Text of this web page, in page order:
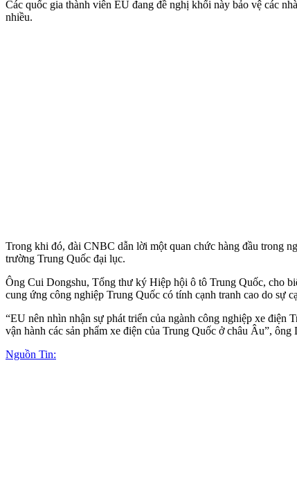
Các quốc gia thành viên EU đang đề nghị khối này bảo vệ các
nhiều.
Trong khi đó, đài CNBC dẫn lời một quan chức hàng đầu trong
trường Trung Quốc đại lục.
Ông Cui Dongshu, Tổng thư ký Hiệp hội ô tô Trung Quốc, cho
cung ứng công nghiệp Trung Quốc có tính cạnh tranh cao do sự
“EU nên nhìn nhận sự phát triển của ngành công nghiệp xe điện
vận hành các sản phẩm xe điện của Trung Quốc ở châu Âu”,
Nguồn Tin: